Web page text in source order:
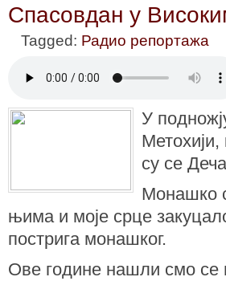
Спасовдан у
Tagged: Радио репортажа
У
су се
Монашко
њима и моје срце
пострига монашког.
Ове године нашли смо се